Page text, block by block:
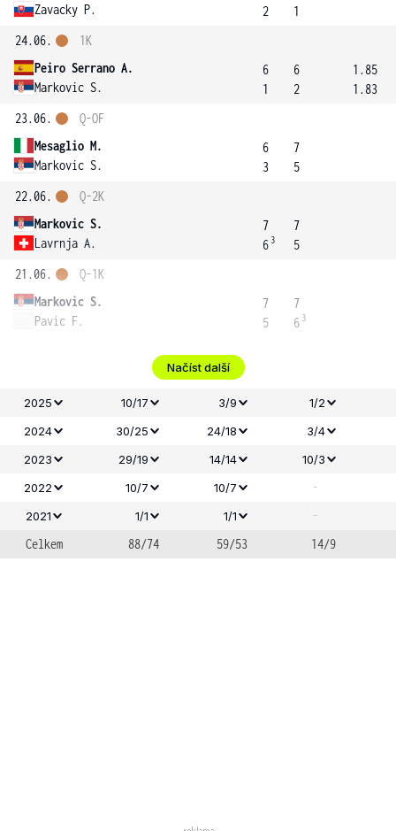
Zavacky P.
2
1
24.06.
Peiro Serrano A.
Markovic S.
1K
6
1
6
2
1.85
1.83
23.06.
Mesaglio M.
Markovic S.
Q-OF
6
3
7
5
22.06.
Markovic S.
Lavrnja A.
Q-2K
7
6 3
7
5
21.06.
Markovic S.
Pavic F.
Q-1K
7
5
7
6 3
Načíst další
2025 10/17 3/9
1/2
2024
30/25 24/18
3/4
2023
29/19 14/14
10/3
2022
10/7 10/7 -
2021 1/1 1/1
-
Celkem
88/74 59/53 14/9